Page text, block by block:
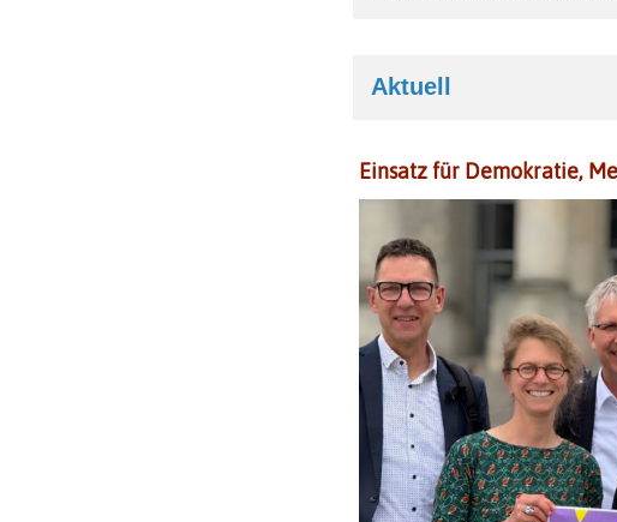
Aktuell
Einsatz für Demokratie,